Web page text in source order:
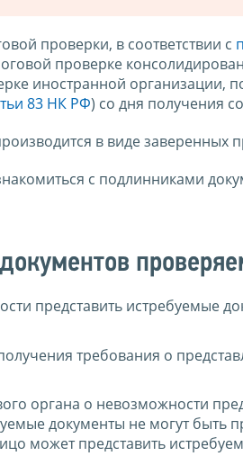
проверки, в соответствии с
проверке
иностранной организации,
83 НК РФ) со дня получения
в виде
с подлинниками
представить истребуемые
требования о
органа о невозможности
документы не могут быть
может представить